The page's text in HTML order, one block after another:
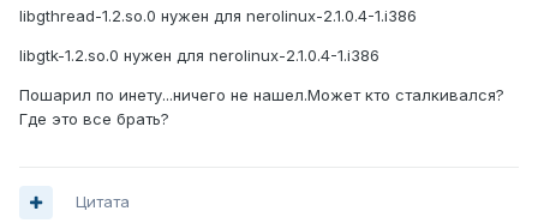
libgthread-1.2.so.0 нужен для nerolinux-2.1.0.4-1.i386
libgtk-1.2.so.0 нужен для nerolinux-2.1.0.4-1.i386
Пошарил по инету...ничего не нашел.Может кто сталкивался?
Где это все брать?
Цитата